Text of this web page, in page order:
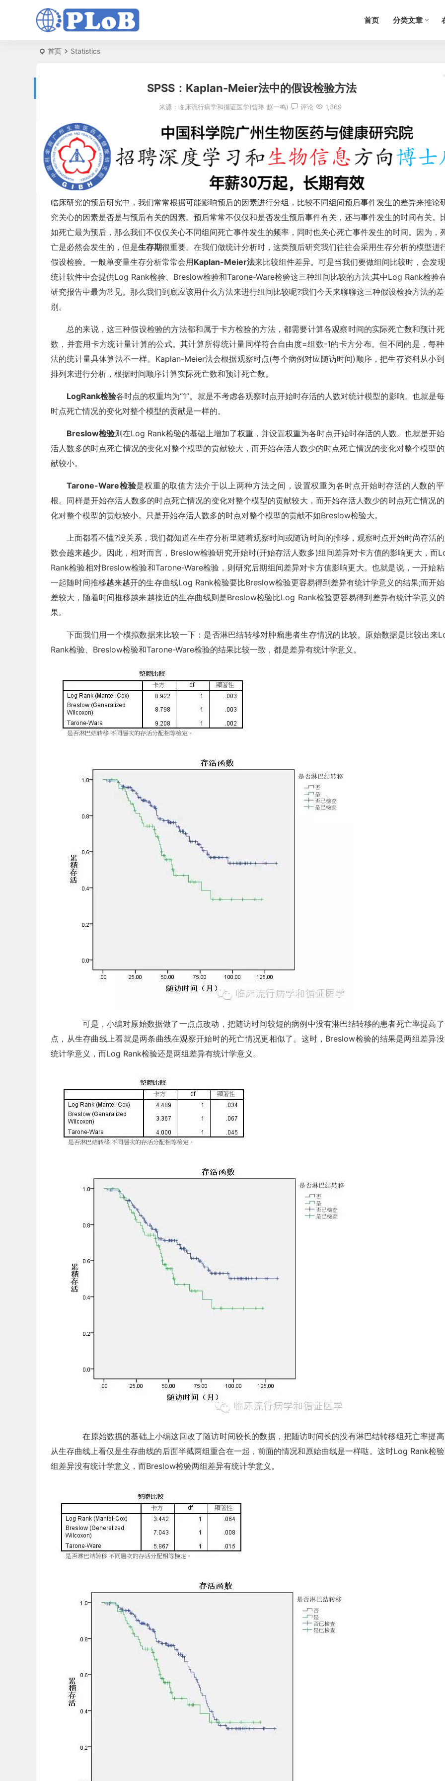
首页 分类文章
首页 Statistics
SPSS：Kaplan-Meier法中的假设检验方法
来源： 临床流行病学和循证医学(曾琳 赵一鸣) 评论 1,369
临床研究的预后研究中，我们常常根据可能影响预后的因素进行分组，比较不同组间预后事件发生的差异来推论
究关心的因素是否是与预后有关的因素。预后常常不仅仅和是否发生预后事件有关，还与事件发生的时间有关。
如死亡最为预后，那么我们不仅仅关心不同组间死亡事件发生的频率，同时也关心死亡事件发生的时间。因为，
亡是必然会发生的，但是生存期很重要。在我们做统计分析时，这类预后研究我们往往会采用生存分析的模型进
假设检验。一般单变量生存分析常常会用Kaplan-Meier法来比较组件差异。可是当我们要做组间比较时，会发现
统计软件中会提供Log Rank检验、Breslow检验和Tarone-Ware检验这三种组间比较的方法;其中Log Rank检验
研究报告中最为常见。那么我们到底应该用什么方法来进行组间比较呢?我们今天来聊聊这三种假设检验方法的差
别。
总的来说，这三种假设检验的方法都和属于卡方检验的方法，都需要计算各观察时间的实际死亡数和预计
数，并套用卡方统计量计算的公式。其计算所得统计量同样符合自由度=组数-1的卡方分布。但不同的是，每
法的统计量具体算法不一样。Kaplan-Meier法会根据观察时点(每个病例对应随访时间)顺序，把生存资料从小
排列来进行分析，根据时间顺序计算实际死亡数和预计死亡数。
LogRank检验各时点的权重均为“1”。就是不考虑各观察时点开始时存活的人数对统计模型的影响。也就是
时点死亡情况的变化对整个模型的贡献是一样的。
Breslow检验则在Log Rank检验的基础上增加了权重，并设置权重为各时点开始时存活的人数。也就是开
活人数多的时点死亡情况的变化对整个模型的贡献较大，而开始存活人数少的时点死亡情况的变化对整个模型
献较小。
Tarone-Ware检验是权重的取值方法介于以上两种方法之间，设置权重为各时点开始时存活的人数的
根。同样是开始存活人数多的时点死亡情况的变化对整个模型的贡献较大，而开始存活人数少的时点死亡情况
化对整个模型的贡献较小。只是开始存活人数多的时点对整个模型的贡献不如Breslow检验大。
上面都看不懂?没关系，我们都知道在生存分析里随着观察时间或随访时间的推移，观察时点开始时尚存活
数会越来越少。因此，相对而言，Breslow检验研究开始时(开始存活人数多)组间差异对卡方值的影响更大，而
Rank检验相对Breslow检验和Tarone-Ware检验，则研究后期组间差异对卡方值影响更大。也就是说，一开始
一起随时间推移越来越开的生存曲线Log Rank检验要比Breslow检验更容易得到差异有统计学意义的结果;而开
差较大，随着时间推移越来越接近的生存曲线则是Breslow检验比Log Rank检验更容易得到差异有统计学意义
果。
下面我们用一个模拟数据来比较一下：是否淋巴结转移对肿瘤患者生存情况的比较。原始数据是比较出来
Rank检验、Breslow检验和Tarone-Ware检验的结果比较一致，都是差异有统计学意义。
可是，小编对原始数据做了一点点改动，把随访时间较短的病例中没有淋巴结转移的患者死亡率提高
点，从生存曲线上看就是两条曲线在观察开始时的死亡情况更相似了。这时，Breslow检验的结果是两组差异
统计学意义，而Log Rank检验还是两组差异有统计学意义。
在原始数据的基础上小编这回改了随访时间较长的数据，把随访时间长的没有淋巴结转移组死亡率提
从生存曲线上看仅是生存曲线的后面半截两组重合在一起，前面的情况和原始曲线是一样哒。这时Log Rank检
组差异没有统计学意义，而Breslow检验两组差异有统计学意义。